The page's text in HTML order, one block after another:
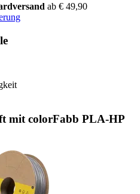
ab € 49,90
mit colorFabb PLA-HP